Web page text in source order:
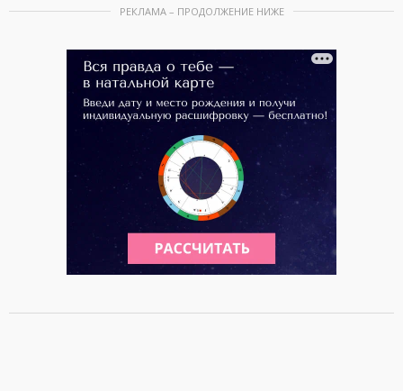
РЕКЛАМА – ПРОДОЛЖЕНИЕ НИЖЕ